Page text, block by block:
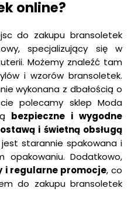
online?
do zakupu bransoletek
specjalizujący się w
Możemy znaleźć tam
i wzorów bransoletek.
wykonana z dbałością o
polecamy sklep Moda
bezpieczne i wygodne
i świetną obsługą
starannie spakowana i
opakowaniu. Dodatkowo,
i regularne promocje, co
do zakupu bransoletek